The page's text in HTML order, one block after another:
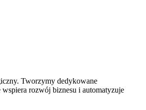
Tworzymy dedykowane
rozwój biznesu i automatyzuje